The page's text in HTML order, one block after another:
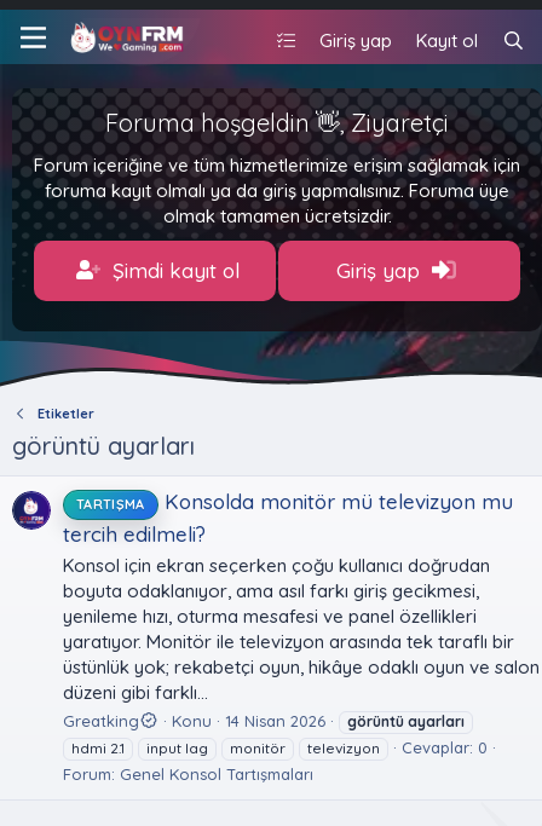
Giriş yap Kayıt ol
Foruma hoşgeldin 👋, Ziyaretçi
Forum içeriğine ve tüm hizmetlerimize erişim sağlamak için
foruma kayıt olmalı ya da giriş yapmalısınız. Foruma üye
olmak tamamen ücretsizdir.
Şimdi kayıt ol Giriş yap
Etiketler
görüntü ayarları
TARTIŞMA
Konsolda monitör mü televizyon mu
tercih edilmeli?
Konsol için ekran seçerken çoğu kullanıcı doğrudan
boyuta odaklanıyor, ama asıl farkı giriş gecikmesi,
yenileme hızı, oturma mesafesi ve panel özellikleri
yaratıyor. Monitör ile televizyon arasında tek taraflı bir
üstünlük yok; rekabetçi oyun, hikâye odaklı oyun ve salon
düzeni gibi farklı...
Greatking Konu 14 Nisan 2026 görüntü ayarları
hdmi 2.1
input lag monitör televizyon
Cevaplar: 0
Forum: Genel Konsol Tartışmaları